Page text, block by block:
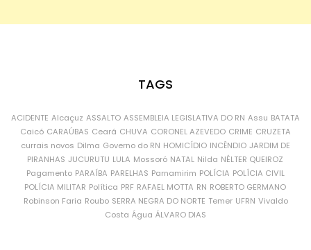
TAGS
ACIDENTE Alcaçuz ASSALTO ASSEMBLEIA LEGISLATIVA DO RN Assu BATATA
Caicó CARAÚBAS Ceará CHUVA CORONEL AZEVEDO CRIME CRUZETA
currais novos Dilma Governo do RN HOMICÍDIO INCÊNDIO JARDIM DE
PIRANHAS JUCURUTU LULA Mossoró NATAL Nilda NÉLTER QUEIROZ
Pagamento PARAÍBA PARELHAS Parnamirim POLÍCIA POLÍCIA CIVIL
POLÍCIA MILITAR Política PRF RAFAEL MOTTA RN ROBERTO GERMANO
Robinson Faria Roubo SERRA NEGRA DO NORTE Temer UFRN Vivaldo
Costa Água ÁLVARO DIAS